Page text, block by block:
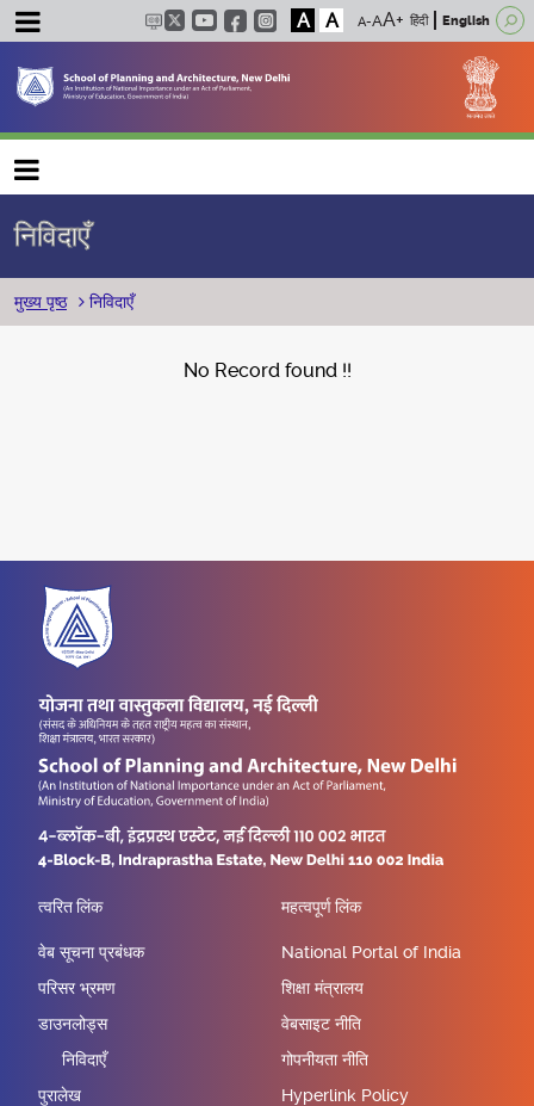
A A हिंदी English
Main navigation
निविदाएँ
पग चिन्ह
मुख्य पृष्ठ निविदाएँ
No Record found !!
त्वरित लिंक
वेब सूचना प्रबंधक
परिसर भ्रमण
डाउनलोड्स
निविदाएँ
पुरालेख
महत्वपूर्ण लिंक
National Portal of India
शिक्षा मंत्रालय
वेबसाइट नीति
गोपनीयता नीति
Hyperlink Policy